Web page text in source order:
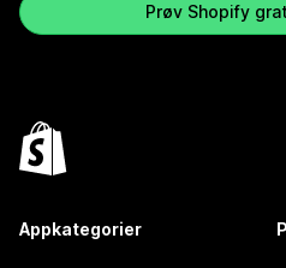
Prøv Shopify
Appkategorier